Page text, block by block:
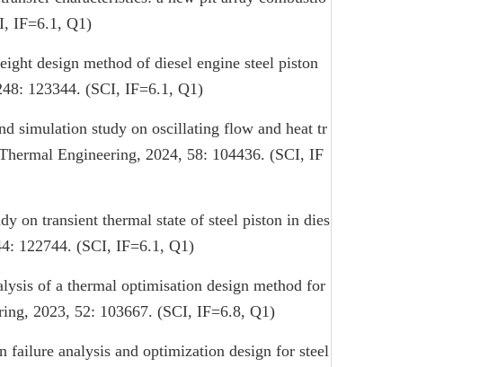
IF=6.1, Q1)
design method of diesel engine steel piston
123344. (SCI, IF=6.1, Q1)
simulation study on oscillating flow and heat tr
Engineering, 2024, 58: 104436. (SCI, IF
on transient thermal state of steel piston in dies
122744. (SCI, IF=6.1, Q1)
of a thermal optimisation design method for
2023, 52: 103667. (SCI, IF=6.8, Q1)
analysis and optimization design for steel